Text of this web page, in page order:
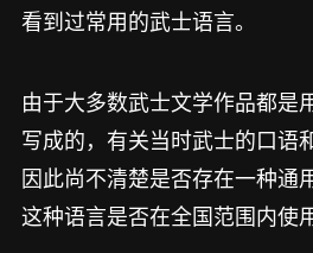
看到过常用的武士语言。
由于大多数武士文学作品都是
写成的，有关当时武士的口语
因此尚不清楚是否存在一种通
这种语言是否在全国范围内使